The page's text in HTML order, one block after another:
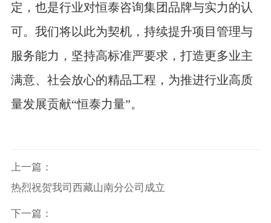
定，也是行业对恒泰咨询集团品牌与实力的认
可。我们将以此为契机，持续提升项目管理与
服务能力，坚持高标准严要求，打造更多业主
满意、社会放心的精品工程，为推进行业高质
量发展贡献“恒泰力量”。
上一篇：
热烈祝贺我司西藏山南分公司成立
下一篇：